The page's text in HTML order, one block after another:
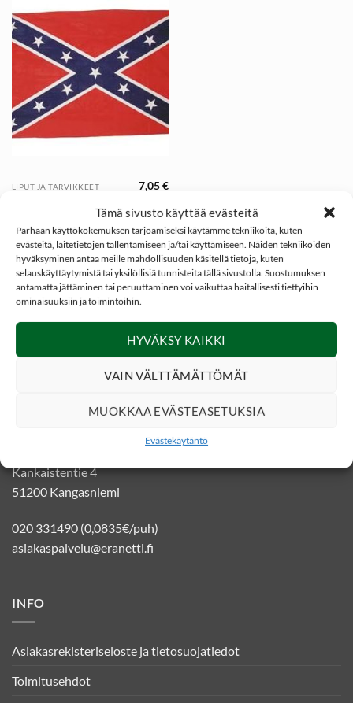
Tämä sivusto käyttää evästeitä
Parhaan käyttökokemuksen tarjoamiseksi käytämme tekniikoita, kuten
evästeitä, laitetietojen tallentamiseen ja/tai käyttämiseen. Näiden tekniikoiden
hyväksyminen antaa meille mahdollisuuden käsitellä tietoja, kuten
selauskäyttäytymistä tai yksilöllisiä tunnisteita tällä sivustolla. Suostumuksen
antamatta jättäminen tai peruuttaminen voi vaikuttaa haitallisesti tiettyihin
ominaisuuksiin ja toimintoihin.
HYVÄKSY KAIKKI
VAIN VÄLTTÄMÄTTÖMÄT
MUOKKAA EVÄSTEASETUKSIA
Evästekäytäntö
LIPUT JA TARVIKKEET 7,05€
SOSIAALINEN MEDIA
YHTEYSTIEDOT
Kankaistentie 4
51200 Kangasniemi
020 331490 (0,0835€/puh)
asiakaspalvelu@eranetti.fi
INFO
Asiakasrekisteriseloste ja tietosuojatiedot
Toimitusehdot